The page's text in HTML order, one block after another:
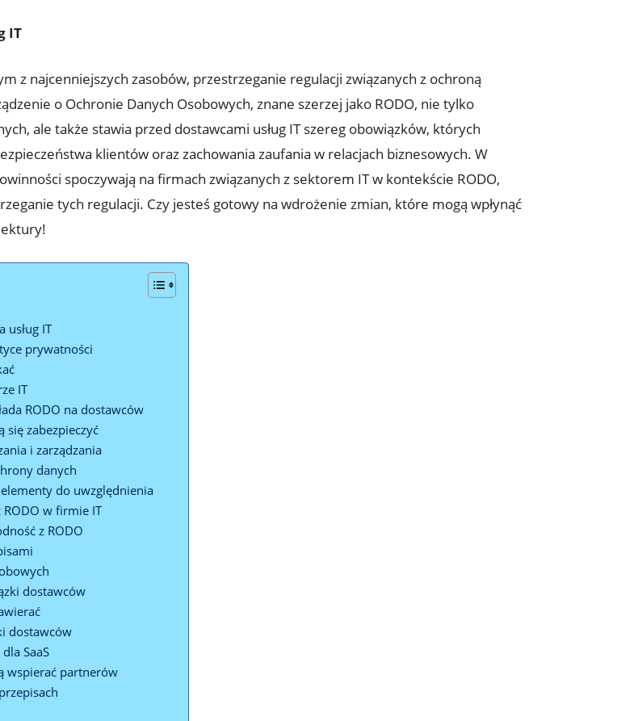
IT
z najcenniejszych zasobów, przestrzeganie regulacji związanych z ochroną
o Ochronie Danych Osobowych, znane szerzej jako RODO, nie tylko
ale także stawia przed dostawcami usług IT szereg obowiązków, których
klientów oraz zachowania zaufania w relacjach biznesowych. W
spoczywają na firmach związanych z sektorem IT w kontekście RODO,
tych regulacji. Czy jesteś gotowy na wdrożenie zmian, które mogą wpłynąć
usług IT
prywatności
IT
RODO na dostawców
się zabezpieczyć
i zarządzania
danych
do uwzględnienia
w firmie IT
z RODO
dostawców
dostawców
SaaS
wspierać partnerów